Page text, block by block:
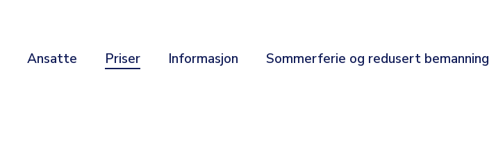
Ansatte Priser Informasjon Sommerferie og redusert bemanning